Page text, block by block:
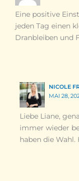
Eine positive
jeden Tag einen
Dranbleiben und
NICOLE
MAI 28,
Liebe Liane,
immer wieder
haben die